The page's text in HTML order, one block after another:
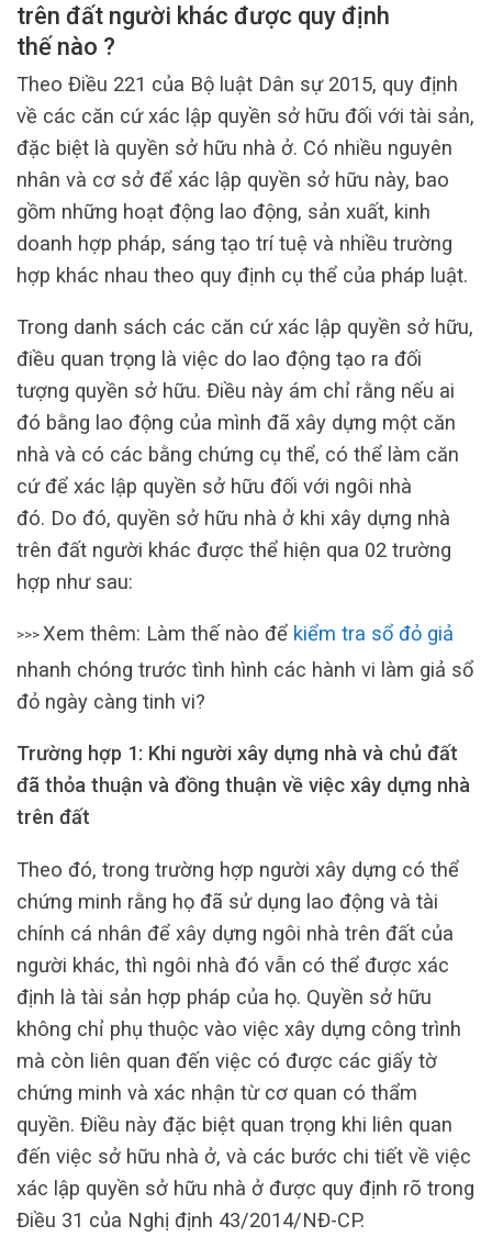
trên đất người khác được quy định
thế nào ?
Theo Điều 221 của Bộ luật Dân sự 2015, quy định
về các căn cứ xác lập quyền sở hữu đối với tài sản,
đặc biệt là quyền sở hữu nhà ở. Có nhiều nguyên
nhân và cơ sở để xác lập quyền sở hữu này, bao
gồm những hoạt động lao động, sản xuất, kinh
doanh hợp pháp, sáng tạo trí tuệ và nhiều trường
hợp khác nhau theo quy định cụ thể của pháp luật.
Trong danh sách các căn cứ xác lập quyền sở hữu,
điều quan trọng là việc do lao động tạo ra đối
tượng quyền sở hữu. Điều này ám chỉ rằng nếu ai
đó bằng lao động của mình đã xây dựng một căn
nhà và có các bằng chứng cụ thể, có thể làm căn
cứ để xác lập quyền sở hữu đối với ngôi nhà
đó. Do đó, quyền sở hữu nhà ở khi xây dựng nhà
trên đất người khác được thể hiện qua 02 trường
hợp như sau:
>>> Xem thêm: Làm thế nào để kiểm tra sổ đỏ giả
nhanh chóng trước tình hình các hành vi làm giả sổ
đỏ ngày càng tinh vi?
Trường hợp 1: Khi người xây dựng nhà và chủ đất
đã thỏa thuận và đồng thuận về việc xây dựng nhà
trên đất
Theo đó, trong trường hợp người xây dựng có thể
chứng minh rằng họ đã sử dụng lao động và tài
chính cá nhân để xây dựng ngôi nhà trên đất của
người khác, thì ngôi nhà đó vẫn có thể được xác
định là tài sản hợp pháp của họ. Quyền sở hữu
không chỉ phụ thuộc vào việc xây dựng công trình
mà còn liên quan đến việc có được các giấy tờ
chứng minh và xác nhận từ cơ quan có thẩm
quyền. Điều này đặc biệt quan trọng khi liên quan
đến việc sở hữu nhà ở, và các bước chi tiết về việc
xác lập quyền sở hữu nhà ở được quy định rõ trong
Điều 31 của Nghị định 43/2014/NĐ-CP.